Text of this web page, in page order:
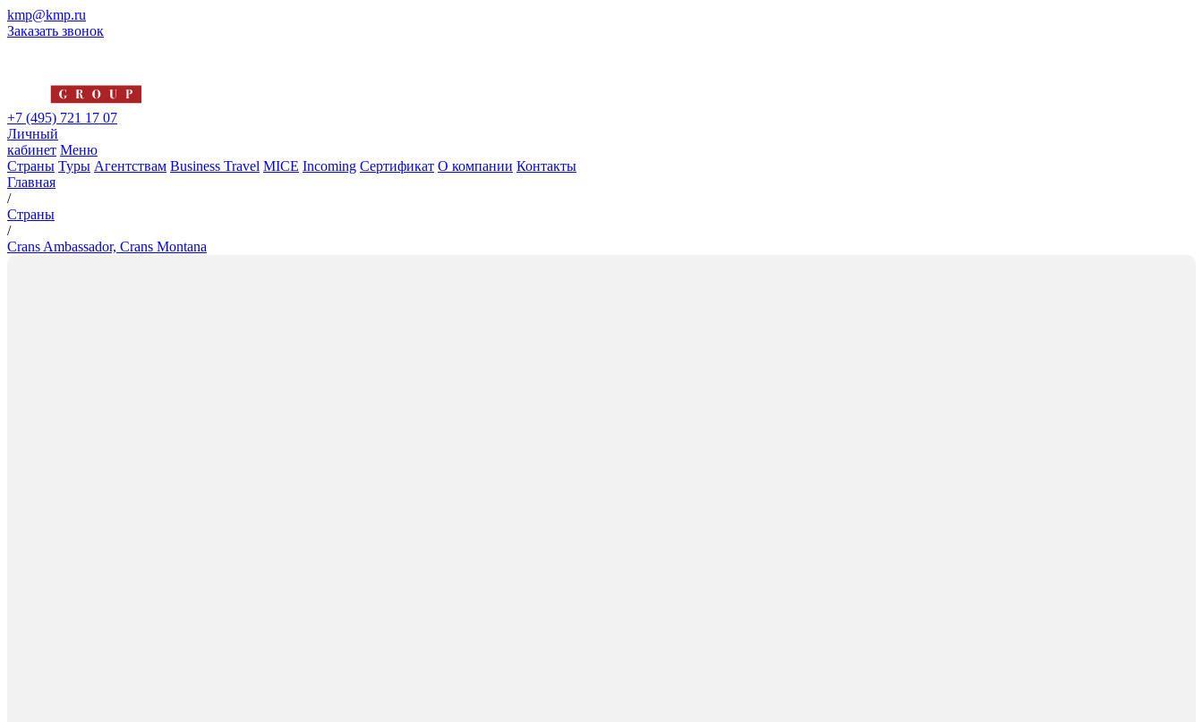
kmp@kmp.ru
Заказать звонок
+7 (495) 721 17 07
Личный
кабинет Меню
Страны Туры Агентствам Business Travel MICE Incoming Сертификат О компании Контакты
Главная
/
Страны
/
Crans Ambassador, Crans Montana